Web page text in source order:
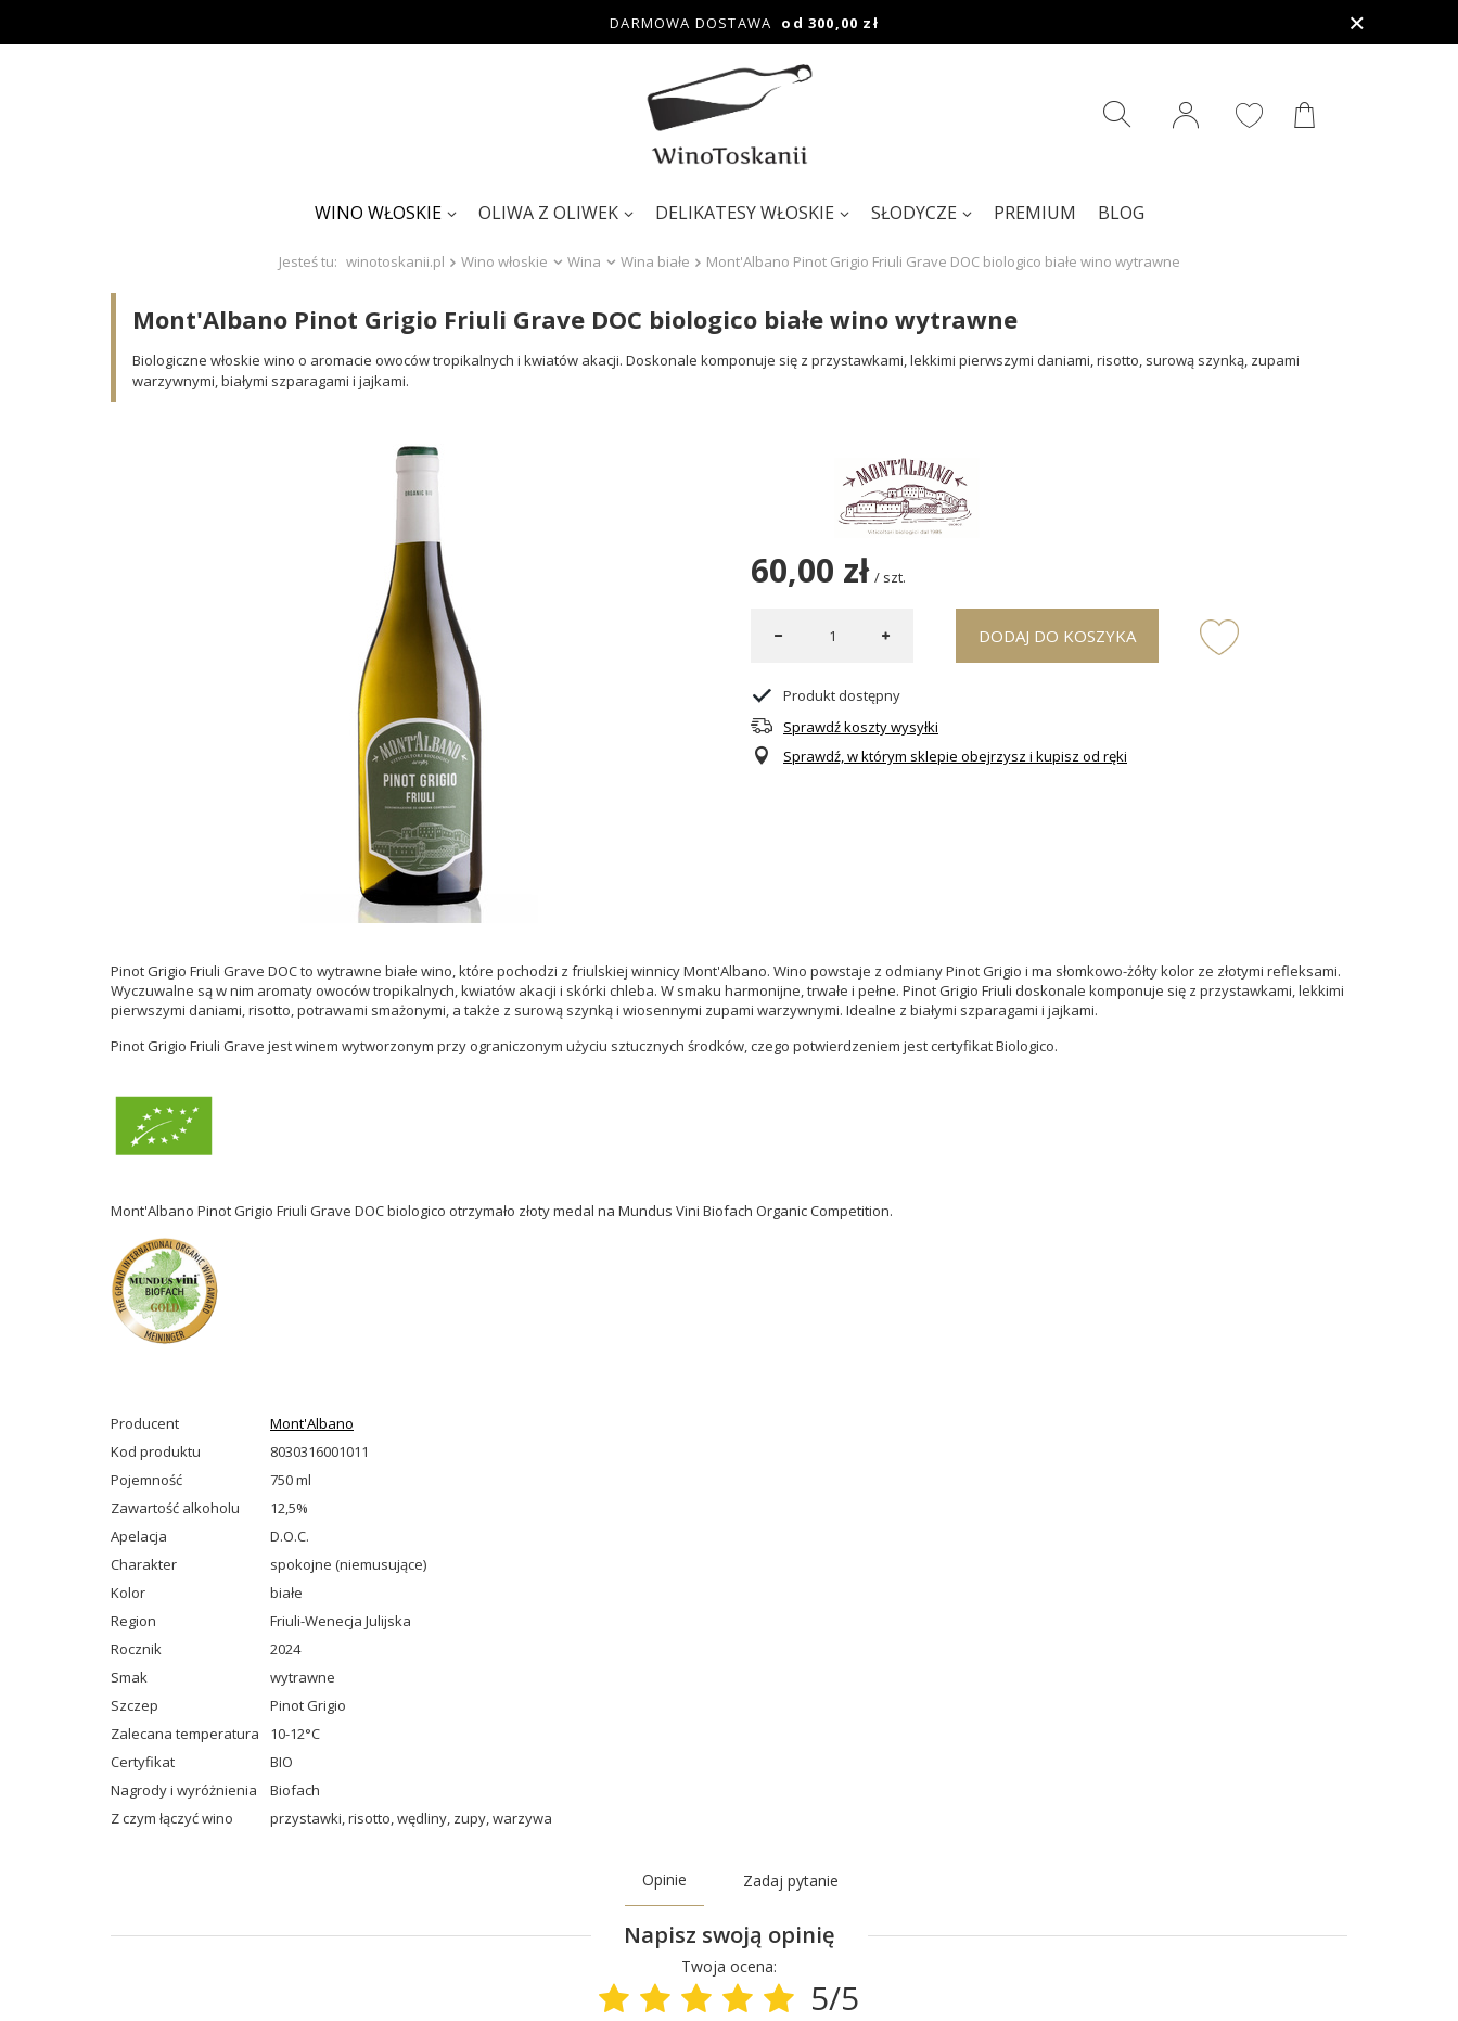
DARMOWA DOSTAWA od 300,00 zł
WINO WŁOSKIE OLIWA Z OLIWEK DELIKATESY WŁOSKIE SŁODYCZE PREMIUM BLOG
Jesteś tu: winotoskanii.pl Wino włoskie Wina Wina białe Mont'Albano Pinot Grigio Friuli Grave DOC biologico białe wino wytrawne
Mont'Albano Pinot Grigio Friuli Grave DOC biologico białe wino wytrawne
Biologiczne włoskie wino o aromacie owoców tropikalnych i kwiatów akacji. Doskonale komponuje się z przystawkami, lekkimi pierwszymi daniami, risotto, surową szynką, zupami
warzywnymi, białymi szparagami i jajkami.
60,00 zł / szt.
DODAJ DO KOSZYKA
Produkt dostępny
Sprawdź koszty wysyłki
Sprawdź, w którym sklepie obejrzysz i kupisz od ręki
Pinot Grigio Friuli Grave DOC to wytrawne białe wino, które pochodzi z friulskiej winnicy Mont'Albano. Wino powstaje z odmiany Pinot Grigio i ma słomkowo-żółty kolor ze złotymi refleksami.
Wyczuwalne są w nim aromaty owoców tropikalnych, kwiatów akacji i skórki chleba. W smaku harmonijne, trwałe i pełne. Pinot Grigio Friuli doskonale komponuje się z przystawkami, lekkimi
pierwszymi daniami, risotto, potrawami smażonymi, a także z surową szynką i wiosennymi zupami warzywnymi. Idealne z białymi szparagami i jajkami.
Pinot Grigio Friuli Grave jest winem wytworzonym przy ograniczonym użyciu sztucznych środków, czego potwierdzeniem jest certyfikat Biologico.
Mont'Albano Pinot Grigio Friuli Grave DOC biologico otrzymało złoty medal na Mundus Vini Biofach Organic Competition.
Producent
Mont'Albano
Kod produktu
8030316001011
Pojemność
750 ml
Zawartość alkoholu
12,5%
Apelacja
D.O.C.
Charakter
spokojne (niemusujące)
Kolor
białe
Region
Friuli-Wenecja Julijska
Rocznik
2024
Smak
wytrawne
Szczep
Pinot Grigio
Zalecana temperatura
10-12°C
Certyfikat
BIO
Nagrody i wyróżnienia
Biofach
Z czym łączyć wino
przystawki,risotto,wędliny, zupy,warzywa
Opinie Zadaj pytanie
Napisz swoją opinię
Twoja ocena:
5/5